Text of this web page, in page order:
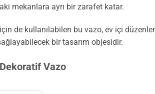
mekanlara ayrı bir zarafet katar.
de kullanılabilen bu vazo, ev içi
bir tasarım objesidir.
Vazo